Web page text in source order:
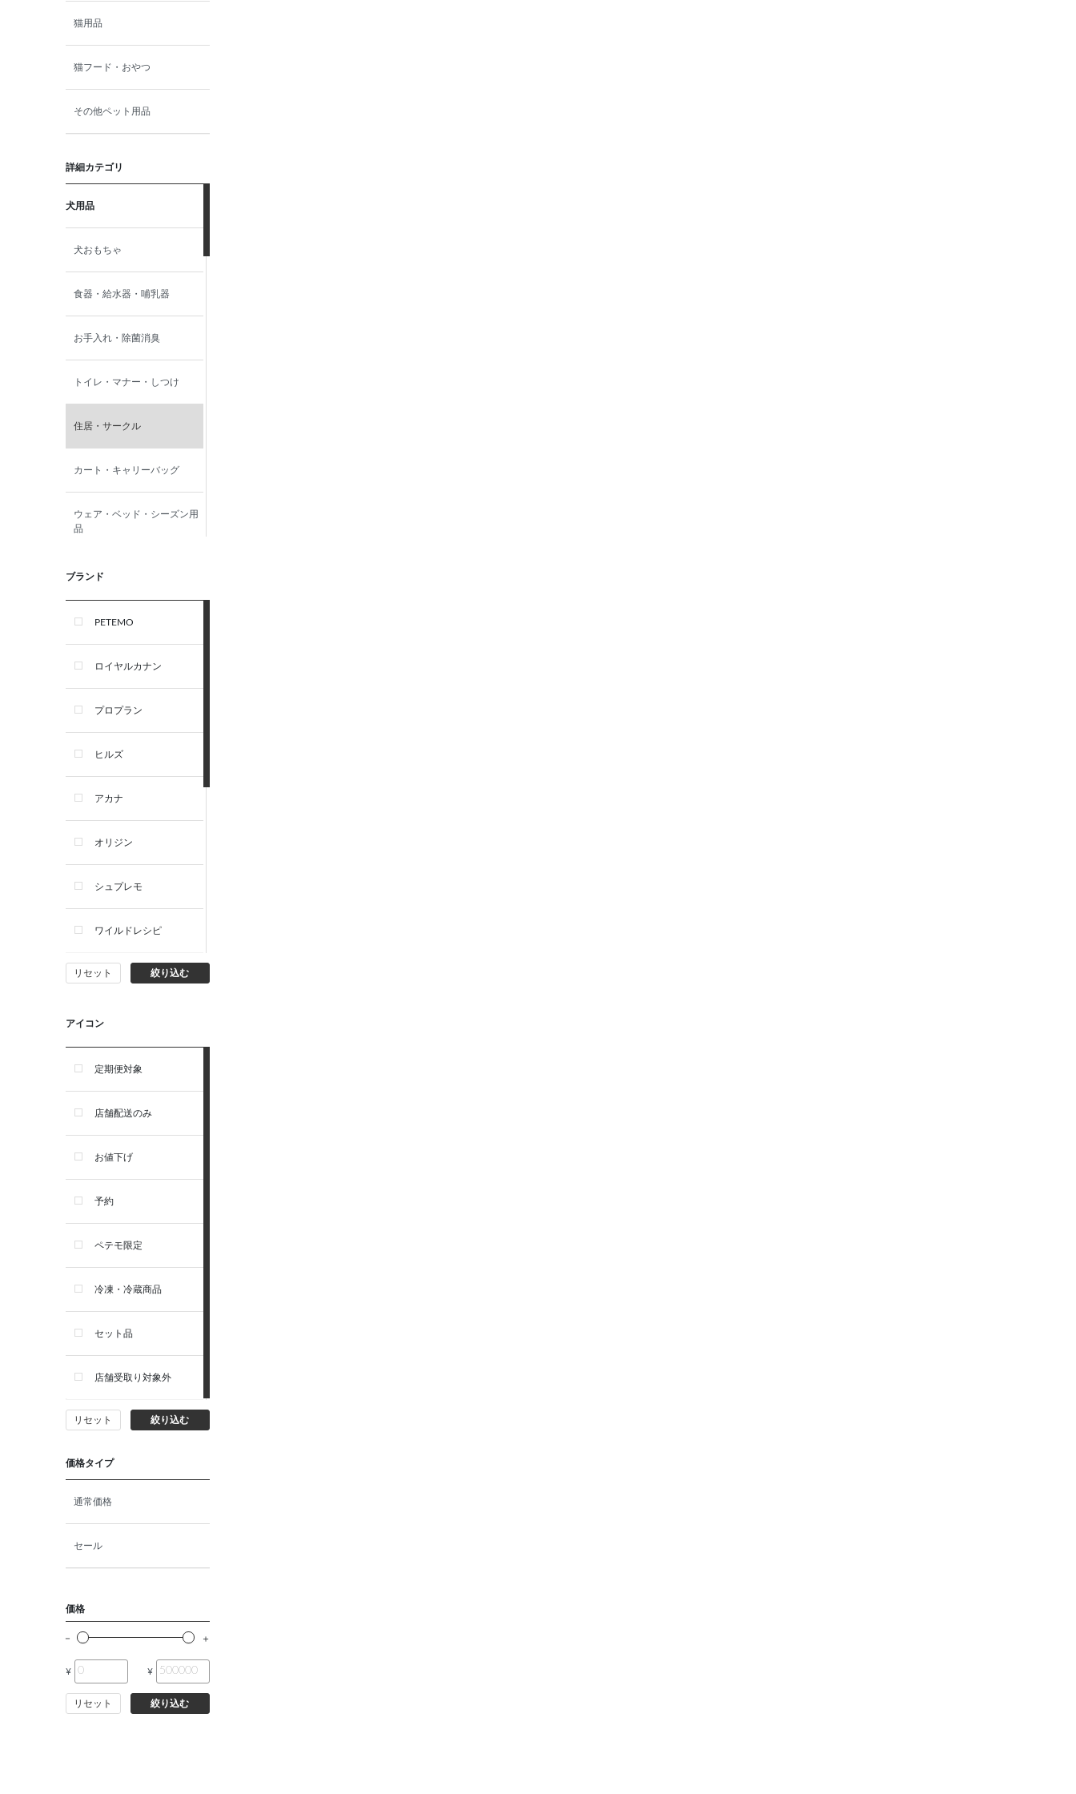
猫用品
猫フード・おやつ
その他ペット用品
詳細カテゴリ
犬用品
犬おもちゃ
食器・給水器・哺乳器
お手入れ・除菌消臭
トイレ・マナー・しつけ
住居・サークル
カート・キャリーバッグ
ウェア・ベッド・シーズン用
品
首輪・ハーネス(胴輪)・リー
イ・ウェット）
犬ドライフード
犬ウェットフード
犬おやつ
犬サプリ・ミルク・栄養補給
品
首輪・ハーネス(胴輪)・リー
猫ドライフード
猫ウェットフード
その他ペット用品
小動物・鳥フード
ブランド
PETEMO
ロイヤルカナン
プロプラン
ヒルズ
アカナ
オリジン
シュプレモ
ワイルドレシピ
ナチュラルチョイス
ウェルネス
アーテミス
セレクトバランス
リガロ
ソルビダ
フィジカライフ
リセット 絞り込む
アイコン
定期便対象
店舗配送のみ
お値下げ
予約
ペテモ限定
冷凍・冷蔵商品
セット品
店舗受取り対象外
リセット 絞り込む
価格タイプ
通常価格
セール
価格
¥ ¥
リセット 絞り込む